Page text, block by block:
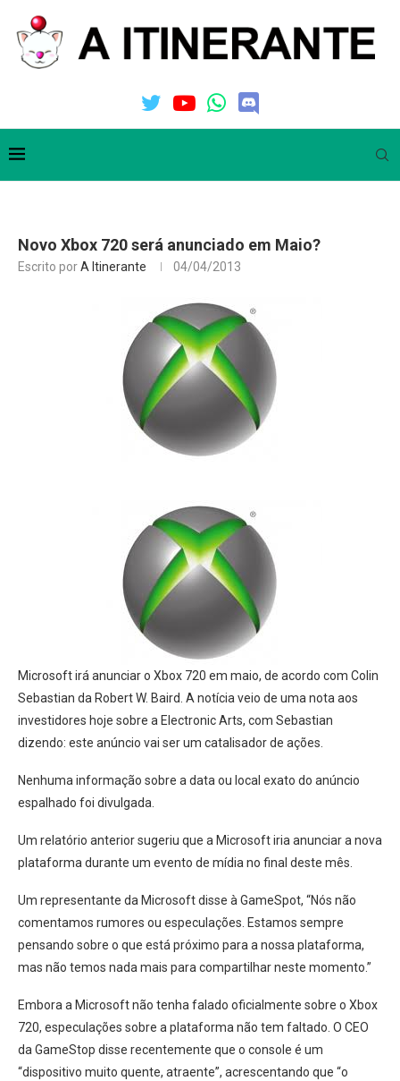
Novo Xbox 720 será anunciado em Maio?
Escrito porA Itinerante 04/04/2013
Microsoft irá anunciar o Xbox 720 em maio, de acordo com Colin
Sebastian da Robert W. Baird. A notícia veio de uma nota aos
investidores hoje sobre a Electronic Arts, com Sebastian
dizendo: este anúncio vai ser um catalisador de ações.
Nenhuma informação sobre a data ou local exato do anúncio
espalhado foi divulgada.
Um relatório anterior sugeriu que a Microsoft iria anunciar a nova
plataforma durante um evento de mídia no final deste mês.
Um representante da Microsoft disse à GameSpot, “Nós não
comentamos rumores ou especulações. Estamos sempre
pensando sobre o que está próximo para a nossa plataforma,
mas não temos nada mais para compartilhar neste momento.”
Embora a Microsoft não tenha falado oficialmente sobre o Xbox
720, especulações sobre a plataforma não tem faltado. O CEO
da GameStop disse recentemente que o console é um
“dispositivo muito quente, atraente”, acrescentando que “o